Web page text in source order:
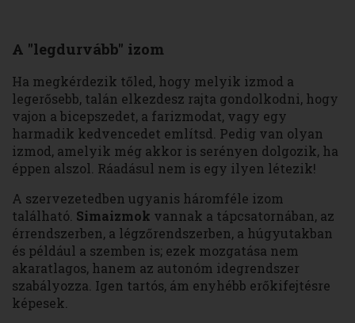
A "legdurvább" izom
Ha megkérdezik tőled, hogy melyik izmod a
legerősebb, talán elkezdesz rajta gondolkodni, hogy
vajon a bicepszedet, a farizmodat, vagy egy
harmadik kedvencedet említsd. Pedig van olyan
izmod, amelyik még akkor is serényen dolgozik, ha
éppen alszol. Ráadásul nem is egy ilyen létezik!
A szervezetedben ugyanis háromféle izom
található. Simaizmok vannak a tápcsatornában, az
érrendszerben, a légzőrendszerben, a húgyutakban
és például a szemben is; ezek mozgatása nem
akaratlagos, hanem az autonóm idegrendszer
szabályozza. Igen tartós, ám enyhébb erőkifejtésre
képesek.